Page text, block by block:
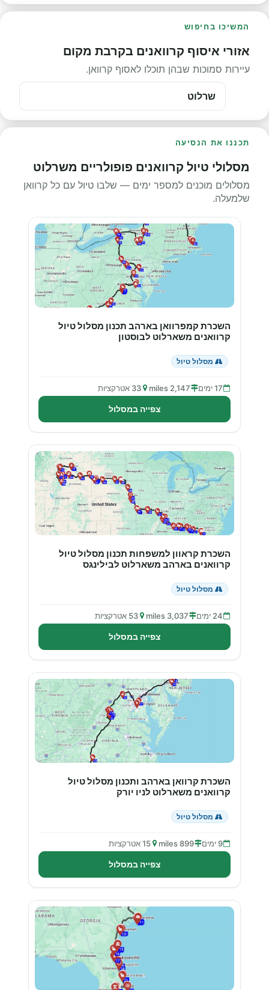
המשיכו בחיפוש
אזורי איסוף קרוואנים בקרבת מקום
עיירות סמוכות שבהן תוכלו לאסוף קרוואן.
שרלוט
תכננו את הנסיעה
מסלולי טיול קרוואנים פופולריים משרלוט
מסלולים מוכנים למספר ימים — שלבו טיול עם כל קרוואן
שלמעלה.
השכרת קמפרוואן בארהב תכנון מסלול טיול
קרוואנים משארלוט לבוסטון
מסלול טיול
17 ימים 2,147 miles 33 אטרקציות
צפייה במסלול
השכרת קראוון למשפחות תכנון מסלול טיול
קרוואנים בארהב משארלוט לבילינגס
מסלול טיול
24 ימים 3,037 miles 53 אטרקציות
צפייה במסלול
השכרת קרוואן בארהב ותכנון מסלול טיול
קרוואנים משארלוט לניו יורק
מסלול טיול
9 ימים 899 miles 15 אטרקציות
צפייה במסלול